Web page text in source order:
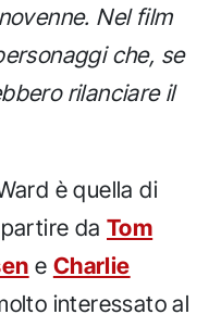
Nel film
che, se
rilanciare il
è quella di
da Tom
e Charlie
interessato al